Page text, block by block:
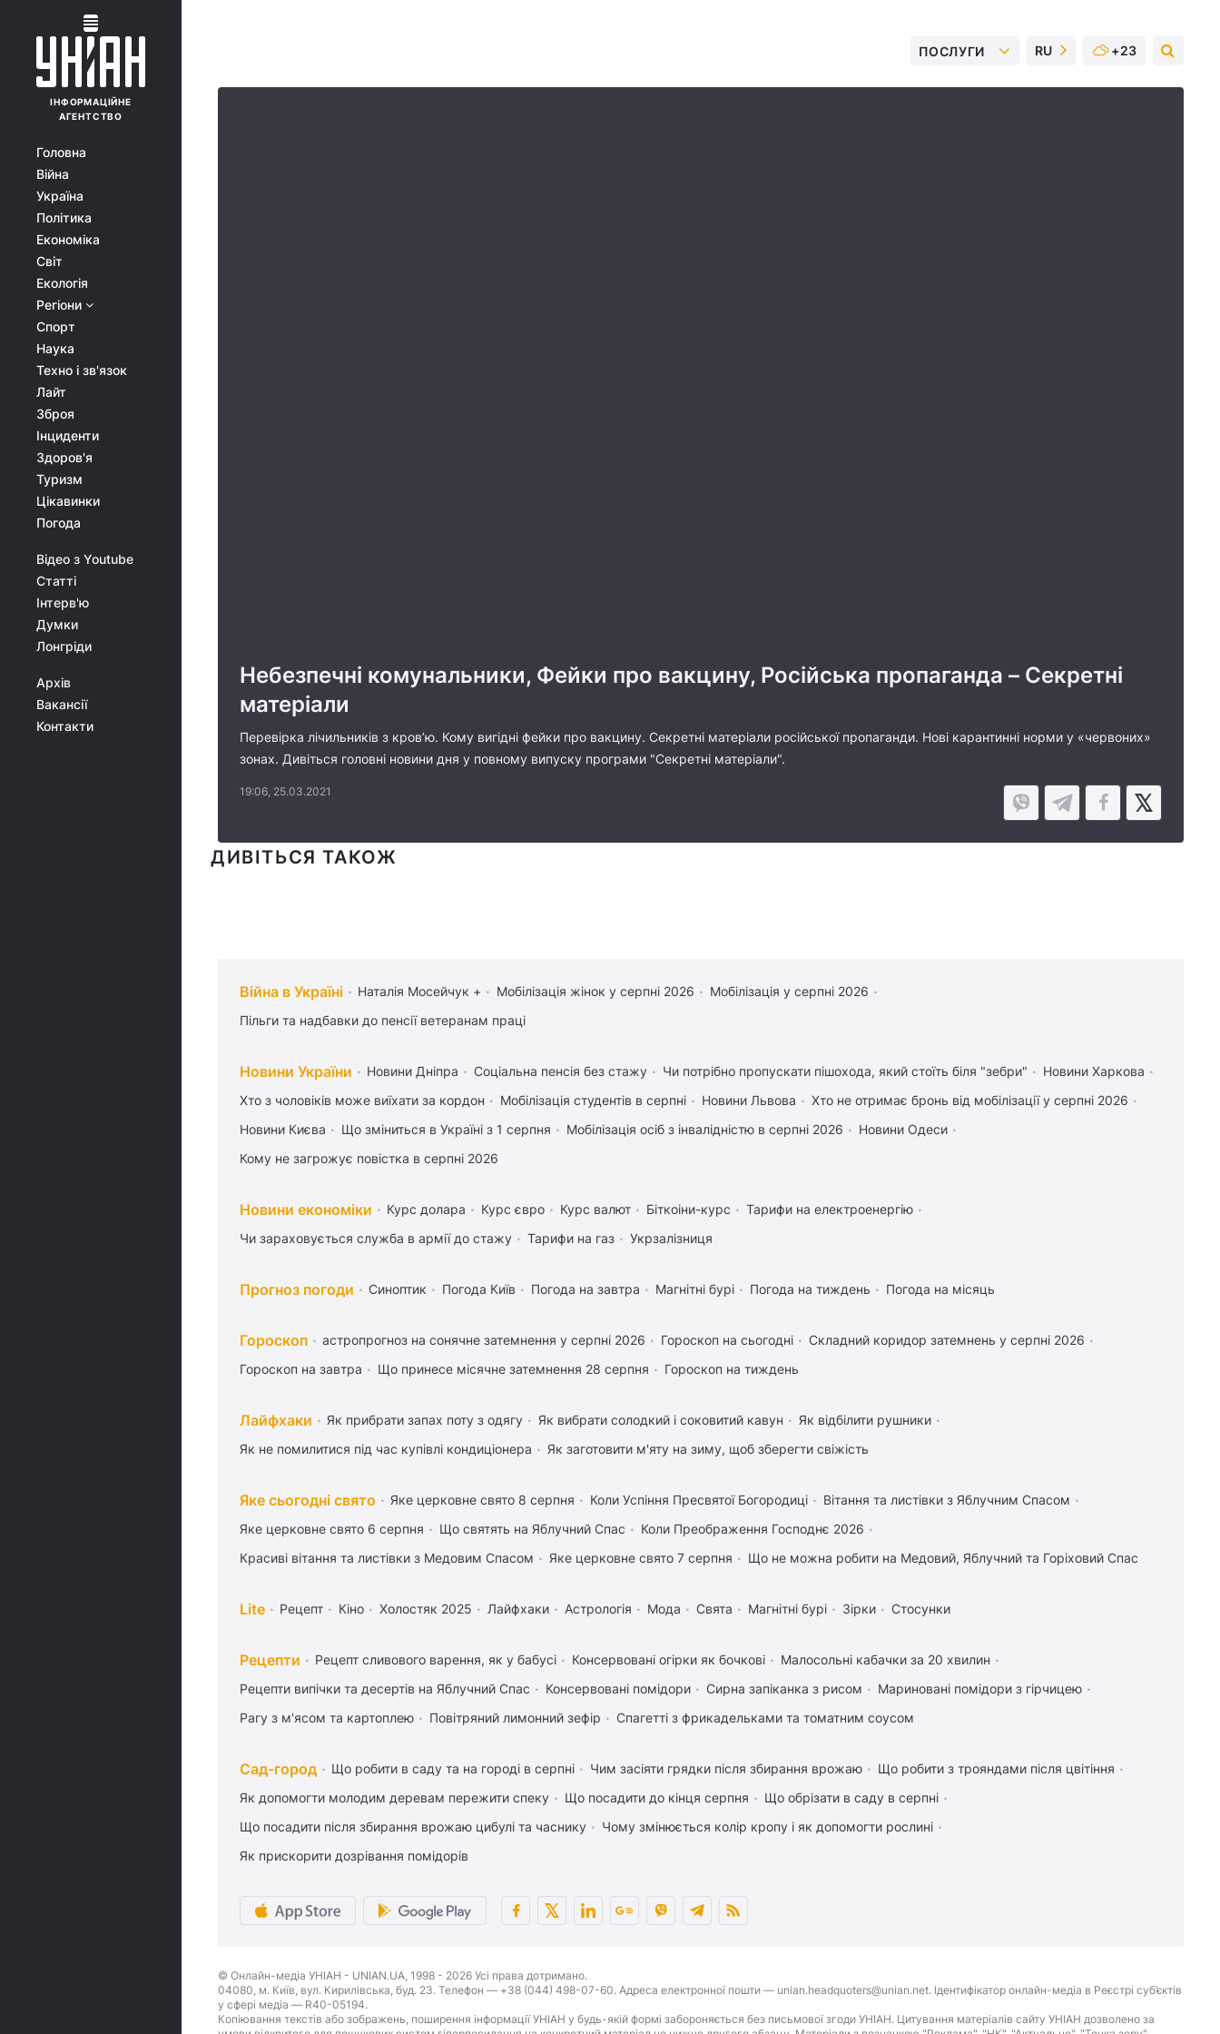
ІНФОРМАЦІЙНЕ
АГЕНТСТВО
Головна
Війна
Україна
Політика
Економіка
Світ
Екологія
Регіони
Спорт
Наука
Техно і зв'язок
Лайт
Зброя
Інциденти
Здоров'я
Туризм
Цікавинки
Погода
Відео з Youtube
Статті
Інтерв'ю
Думки
Лонгріди
Архів
Вакансії
Контакти
ПОСЛУГИ RU +23
Небезпечні комунальники, Фейки про вакцину, Російська пропаганда – Секретні
матеріали
Перевірка лічильників з кров’ю. Кому вигідні фейки про вакцину. Секретні матеріали російської пропаганди. Нові карантинні норми у «червоних»
зонах. Дивіться головні новини дня у повному випуску програми "Секретні матеріали".
19:06, 25.03.2021
ДИВІТЬСЯ ТАКОЖ
Війна в Україні Наталія Мосейчук + Мобілізація жінок у серпні 2026
Мобілізація у серпні 2026
Пільги та надбавки до пенсії ветеранам праці
Новини України Новини Дніпра Соціальна пенсія без стажу Чи потрібно пропускати пішохода, який стоїть біля "зебри"
Новини Харкова
Хто з чоловіків може виїхати за кордон
Мобілізація студентів в серпні Новини Львова
Хто не отримає бронь від мобілізації у серпні 2026
Новини Києва
Що зміниться в Україні з 1 серпня Мобілізація осіб з інвалідністю в серпні 2026
Новини Одеси
Кому не загрожує повістка в серпні 2026
Новини економіки Курс долара Курс євро Курс валют Біткоіни-курс
Тарифи на електроенергію
Чи зараховується служба в армії до стажу
Тарифи на газ Укрзалізниця
Прогноз погоди Синоптик Погода Київ Погода на завтра Магнітні бурі Погода на тиждень Погода на місяць
Гороскоп астропрогноз на сонячне затемнення у серпні 2026 Гороскоп на сьогодні
Складний коридор затемнень у серпні 2026
Гороскоп на завтра
Що принесе місячне затемнення 28 серпня Гороскоп на тиждень
Лайфхаки Як прибрати запах поту з одягу Як вибрати солодкий і соковитий кавун
Як відбілити рушники
Як не помилитися під час купівлі кондиціонера
Як заготовити м'яту на зиму, щоб зберегти свіжість
Яке сьогодні свято Яке церковне свято 8 серпня Коли Успіння Пресвятої Богородиці
Вітання та листівки з Яблучним Спасом
Яке церковне свято 6 серпня
Що святять на Яблучний Спас
Коли Преображення Господнє 2026
Красиві вітання та листівки з Медовим Спасом
Яке церковне свято 7 серпня Що не можна робити на Медовий, Яблучний та Горіховий Спас
Lite Рецепт Кіно Холостяк 2025 Лайфхаки Астрологія Мода Свята Магнітні бурі Зірки Стосунки
Рецепти Рецепт сливового варення, як у бабусі Консервовані огірки як бочкові
Малосольні кабачки за 20 хвилин
Рецепти випічки та десертів на Яблучний Спас
Консервовані помідори Сирна запіканка з рисом
Мариновані помідори з гірчицею
Рагу з м'ясом та картоплею
Повітряний лимонний зефір Спагетті з фрикадельками та томатним соусом
Сад-город Що робити в саду та на городі в серпні Чим засіяти грядки після збирання врожаю
Що робити з трояндами після цвітіння
Як допомогти молодим деревам пережити спеку
Що посадити до кінця серпня
Що обрізати в саду в серпні
Що посадити після збирання врожаю цибулі та часнику
Чому змінюється колір кропу і як допомогти рослині
Як прискорити дозрівання помідорів
© Онлайн-медіа УНІАН - UNIAN.UA, 1998 - 2026 Усі права дотримано.
04080, м. Київ, вул. Кирилівська, буд. 23. Телефон — +38 (044) 498-07-60. Адреса електронної пошти — unian.headquoters@unian.net. Ідентифікатор онлайн-медіа в Реєстрі суб’єктів
у сфері медіа — R40-05194.
Копіювання текстів або зображень, поширення інформації УНІАН у будь-якій формі забороняється без письмової згоди УНІАН. Цитування матеріалів сайту УНІАН дозволено за